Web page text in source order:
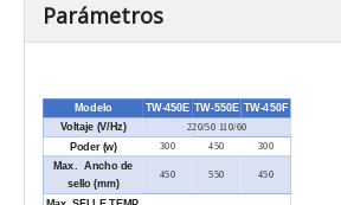
Parámetros
Modelo TW-450E TW-550E TW-450F
Voltaje (V/Hz)
220/50 110/60
Poder (w) 300 450 300
Max. Ancho de
sello (mm)
450 550 450